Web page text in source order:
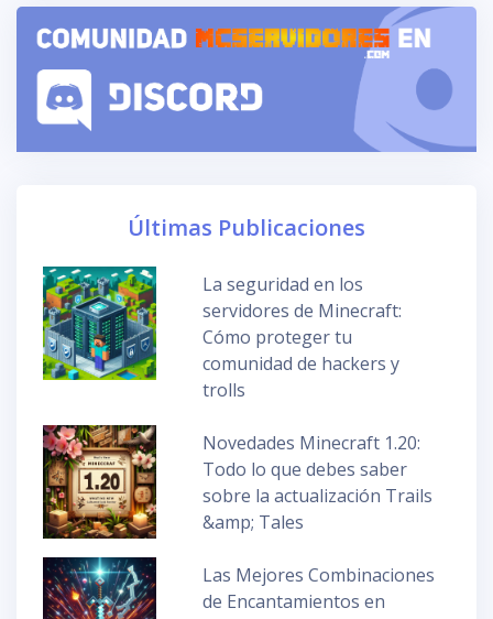
Últimas Publicaciones
La seguridad en los
servidores de Minecraft:
Cómo proteger tu
comunidad de hackers y
trolls
Novedades Minecraft 1.20:
Todo lo que debes saber
sobre la actualización Trails
&amp; Tales
Las Mejores Combinaciones
de Encantamientos en